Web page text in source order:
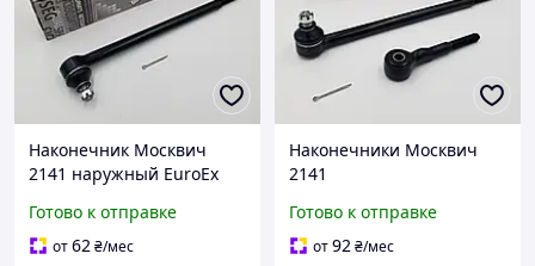
Наконечник Москвич
2141 наружный EuroEx
Готово к отправке
от62₴/мес
Наконечники Москвич
2141
EuroEx Венгрия 2141-
3414150, 2141-3414120
Готово к отправке
от92₴/мес